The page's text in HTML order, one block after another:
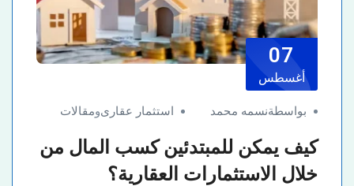
07
أغسطس
بواسطةنسمه محمد استثمار عقارىومقالات
كيف يمكن للمبتدئين كسب المال من
خلال الاستثمارات العقارية؟